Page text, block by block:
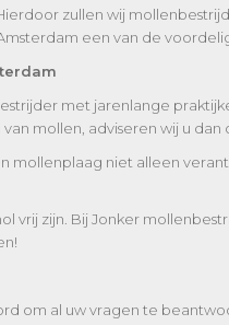
zullen wij
een van de
met jarenlange
mollen, adviseren wij u
mollenplaag niet alleen
vrij zijn. Bij Jonker
om al uw vragen te